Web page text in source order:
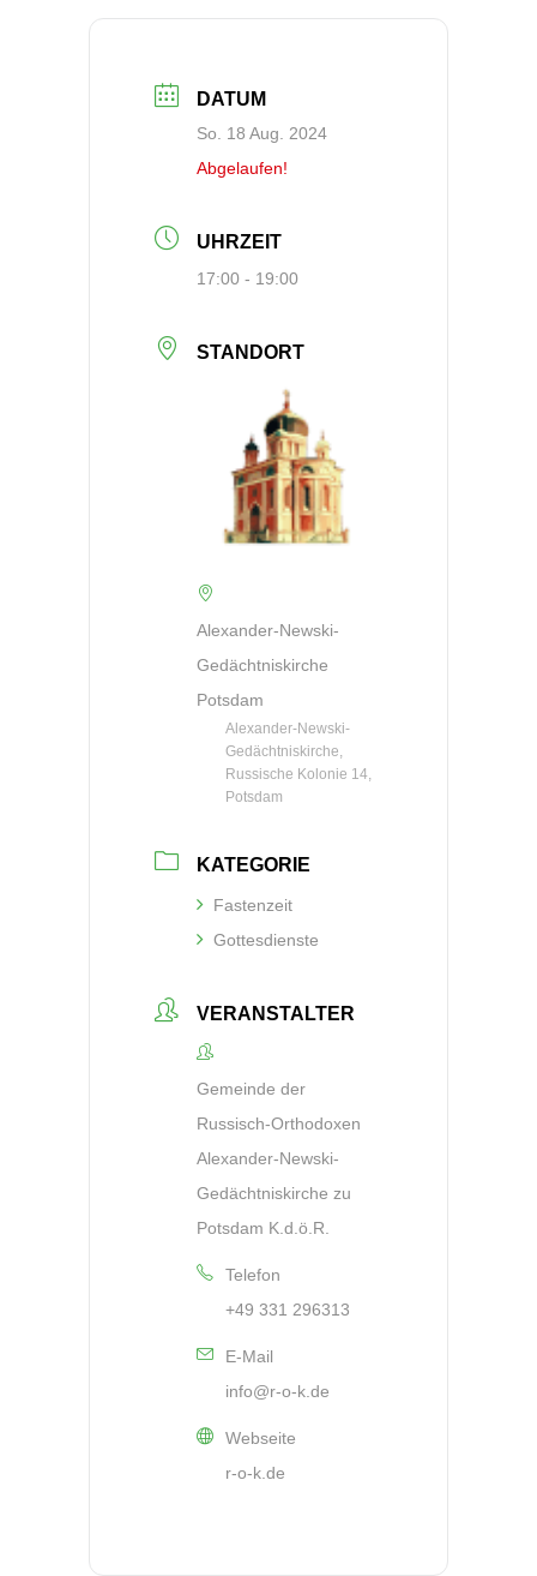
DATUM
So. 18 Aug. 2024
Abgelaufen!
UHRZEIT
17:00 - 19:00
STANDORT
Alexander-Newski-
Gedächtniskirche
Potsdam
Alexander-Newski-
Gedächtniskirche,
Russische Kolonie 14,
Potsdam
KATEGORIE
Fastenzeit
Gottesdienste
VERANSTALTER
Gemeinde der
Russisch-Orthodoxen
Alexander-Newski-
Gedächtniskirche zu
Potsdam K.d.ö.R.
Telefon
+49 331 296313
E-Mail
info@r-o-k.de
Webseite
r-o-k.de